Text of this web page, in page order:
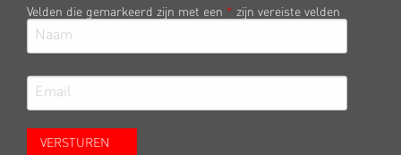
Velden die gemarkeerd zijn met een * zijn vereiste velden